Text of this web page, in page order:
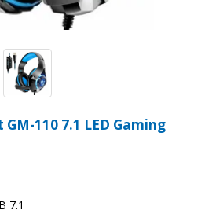
110 7.1 LED Gaming
7.1